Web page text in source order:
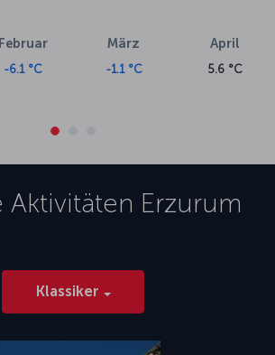
Februar
-6.1 °C
März
-1.1 °C
April
5.6 °C
Aktivitäten Erzurum
Klassiker